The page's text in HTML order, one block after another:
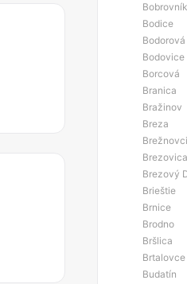
Bobrovník
Bodice
Bodorová
Bodovice
Borcová
Branica
Bražinov
Breza
Brežnovci
Brezovica
Brezový
Brieštie
Brnice
Brodno
Bršlica
Brtalovce
Budatín